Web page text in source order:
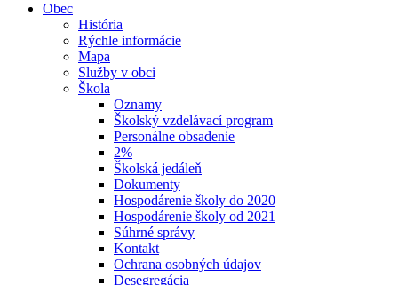
Obec
História
Rýchle informácie
Mapa
Služby v obci
Škola
Oznamy
Školský vzdelávací program
Personálne obsadenie
2%
Školská jedáleň
Dokumenty
Hospodárenie školy do 2020
Hospodárenie školy od 2021
Súhrné správy
Kontakt
Ochrana osobných údajov
Desegregácia